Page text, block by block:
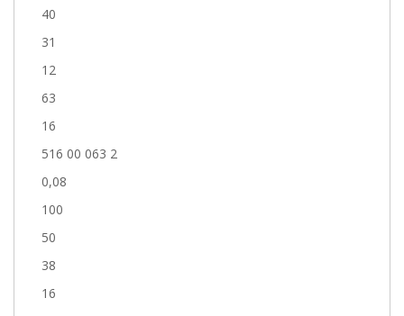
40
31
12
63
16
516 00 063 2
0,08
100
50
38
16